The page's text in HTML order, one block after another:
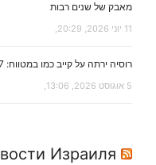
מאבק של שנים רבות
11 יוני 2026, 20:29,
רוסיה ירתה על קייב כמו במטווח: 17 הרוגים, יותר מ-40 פצועים ואף טיל לא יורט
5 אוגוסט 2026, 13:06,
Израиля